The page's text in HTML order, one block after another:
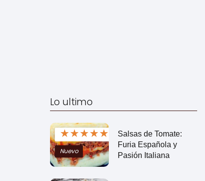
Lo ultimo
★★★★★
Nuevo
Salsas de Tomate:
Furia Española y
Pasión Italiana